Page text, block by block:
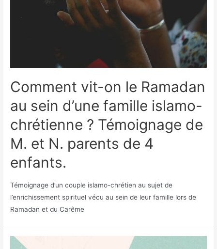
Comment vit-on le Ramadan
au sein d’une famille islamo-
chrétienne ? Témoignage de
M. et N. parents de 4
enfants.
Témoignage d’un couple islamo-chrétien au sujet de
l’enrichissement spirituel vécu au sein de leur famille lors de
Ramadan et du Carême